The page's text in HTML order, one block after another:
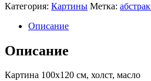
Категория: Картины Метка:
Описание
Описание
Картина 100х120 см, холст, масло